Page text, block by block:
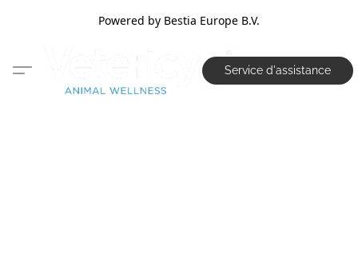
Powered by Bestia Europe B.V.
Service d'assistance